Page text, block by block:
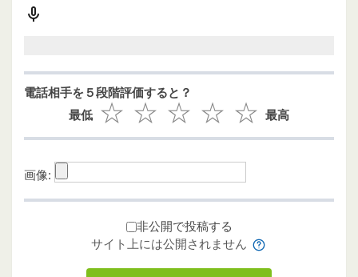
電話相手を５段階評価すると？
最低
最高
画像:
非公開で投稿する
サイト上には公開されません